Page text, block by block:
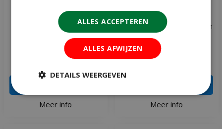
Home defense
duivenpinnen 2,5 meter
Meer info
Home defense mollenklem
Meer info
ALLES ACCEPTEREN
ALLES AFWIJZEN
DETAILS WEERGEVEN